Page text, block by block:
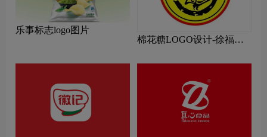
乐事标志logo图片
棉花糖LOGO设计-徐福记